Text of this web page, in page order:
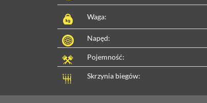
Waga:
Napęd:
Pojemność:
Skrzynia biegów: